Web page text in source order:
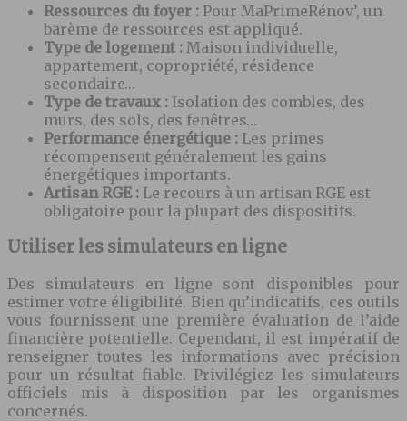
Ressources du foyer : Pour MaPrimeRénov’, un
barème de ressources est appliqué.
Type de logement : Maison individuelle,
appartement, copropriété, résidence
secondaire…
Type de travaux : Isolation des combles, des
murs, des sols, des fenêtres…
Performance énergétique : Les primes
récompensent généralement les gains
énergétiques importants.
Artisan RGE : Le recours à un artisan RGE est
obligatoire pour la plupart des dispositifs.
Utiliser les simulateurs en ligne
Des simulateurs en ligne sont disponibles pour
estimer votre éligibilité. Bien qu’indicatifs, ces outils
vous fournissent une première évaluation de l’aide
financière potentielle. Cependant, il est impératif de
renseigner toutes les informations avec précision
pour un résultat fiable. Privilégiez les simulateurs
officiels mis à disposition par les organismes
concernés.